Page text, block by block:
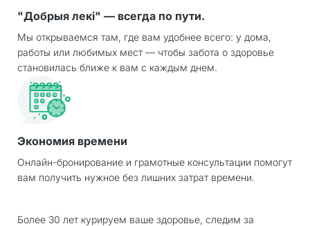
"Добрыя лекі" — всегда по пути.
Мы открываемся там, где вам удобнее всего: у дома,
работы или любимых мест — чтобы забота о здоровье
становилась ближе к вам с каждым днем.
Экономия времени
Онлайн-бронирование и грамотные консультации помогут
вам получить нужное без лишних затрат времени.
Более 30 лет курируем ваше здоровье, следим за